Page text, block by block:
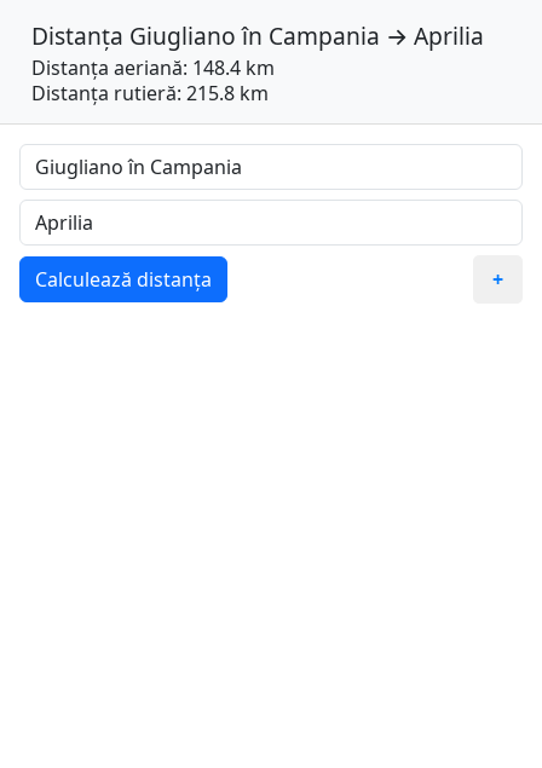
Distanța Giugliano în Campania → Aprilia
Distanța aeriană: 148.4 km
Distanța rutieră: 215.8 km
Calculează distanța +